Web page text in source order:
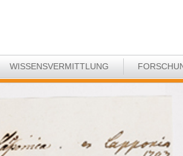
WISSENSVERMITTLUNG